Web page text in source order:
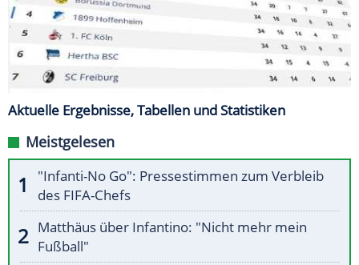
Aktuelle Ergebnisse, Tabellen und Statistiken
Meistgelesen
"Infanti-No Go": Pressestimmen zum Verbleib
des FIFA-Chefs
Matthäus über Infantino: "Nicht mehr mein
Fußball"